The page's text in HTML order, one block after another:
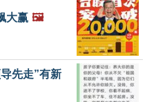
大赢 🖼️
先走”有新